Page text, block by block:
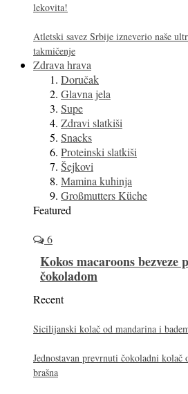
lekovita!
Atletski savez Srbije izneverio naše
takmičenje
Zdrava hrava
Doručak
Glavna jela
Supe
Zdravi slatkiši
Snacks
Proteinski slatkiši
Šejkovi
Mamina kuhinja
Großmutters Küche
Featured
6
Kokos macaroons bezveze
čokoladom
Recent
Sicilijanski kolač od mandarina i
Jednostavan prevrnuti čokoladni kolač
brašna